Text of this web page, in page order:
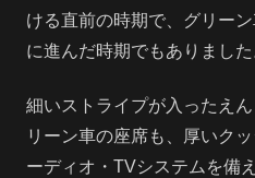
ける直前の時期で、グリー
に進んだ時期でもありました
細いストライプが入ったえ
リーン車の座席も、厚いク
ーディオ・TVシステムを備